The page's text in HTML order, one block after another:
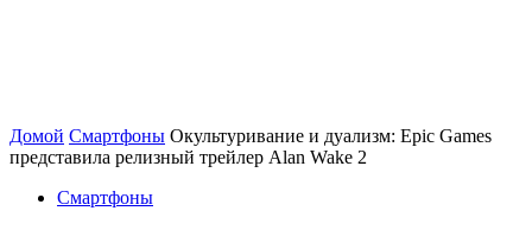
Домой Смартфоны Окультуривание и дуализм: Epic Games
представила релизный трейлер Alan Wake 2
Смартфоны